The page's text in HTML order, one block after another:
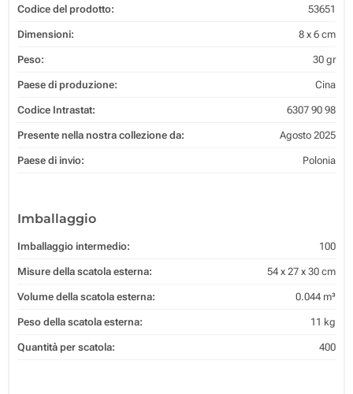
Codice del prodotto: 53651
Dimensioni: 8 x 6 cm
Peso: 30 gr
Paese di produzione: Cina
Codice Intrastat: 6307 90 98
Presente nella nostra collezione da: Agosto 2025
Paese di invio: Polonia
Imballaggio
Imballaggio intermedio: 100
Misure della scatola esterna: 54 x 27 x 30 cm
Volume della scatola esterna: 0.044 m³
Peso della scatola esterna: 11 kg
Quantità per scatola: 400